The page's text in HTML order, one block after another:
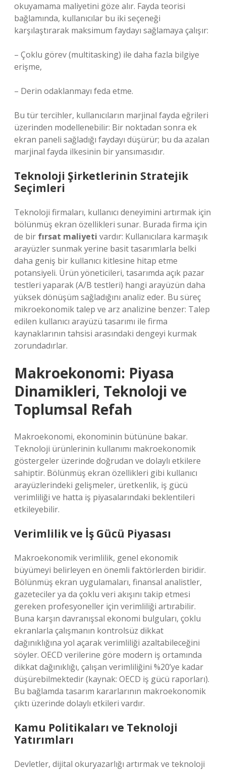
okuyamama maliyetini göze alır. Fayda teorisi
bağlamında, kullanıcılar bu iki seçeneği
karşılaştırarak maksimum faydayı sağlamaya çalışır:
– Çoklu görev (multitasking) ile daha fazla bilgiye
erişme,
– Derin odaklanmayı feda etme.
Bu tür tercihler, kullanıcıların marjinal fayda eğrileri
üzerinden modellenebilir: Bir noktadan sonra ek
ekran paneli sağladığı faydayı düşürür; bu da azalan
marjinal fayda ilkesinin bir yansımasıdır.
Teknoloji Şirketlerinin Stratejik
Seçimleri
Teknoloji firmaları, kullanıcı deneyimini artırmak için
bölünmüş ekran özellikleri sunar. Burada firma için
de bir fırsat maliyeti vardır: Kullanıcılara karmaşık
arayüzler sunmak yerine basit tasarımlarla belki
daha geniş bir kullanıcı kitlesine hitap etme
potansiyeli. Ürün yöneticileri, tasarımda açık pazar
testleri yaparak (A/B testleri) hangi arayüzün daha
yüksek dönüşüm sağladığını analiz eder. Bu süreç
mikroekonomik talep ve arz analizine benzer: Talep
edilen kullanıcı arayüzü tasarımı ile firma
kaynaklarının tahsisi arasındaki dengeyi kurmak
zorundadırlar.
Makroekonomi: Piyasa
Dinamikleri, Teknoloji ve
Toplumsal Refah
Makroekonomi, ekonominin bütününe bakar.
Teknoloji ürünlerinin kullanımı makroekonomik
göstergeler üzerinde doğrudan ve dolaylı etkilere
sahiptir. Bölünmüş ekran özellikleri gibi kullanıcı
arayüzlerindeki gelişmeler, üretkenlik, iş gücü
verimliliği ve hatta iş piyasalarındaki beklentileri
etkileyebilir.
Verimlilik ve İş Gücü Piyasası
Makroekonomik verimlilik, genel ekonomik
büyümeyi belirleyen en önemli faktörlerden biridir.
Bölünmüş ekran uygulamaları, finansal analistler,
gazeteciler ya da çoklu veri akışını takip etmesi
gereken profesyoneller için verimliliği artırabilir.
Buna karşın davranışsal ekonomi bulguları, çoklu
ekranlarla çalışmanın kontrolsüz dikkat
dağınıklığına yol açarak verimliliği azaltabileceğini
söyler. OECD verilerine göre modern iş ortamında
dikkat dağınıklığı, çalışan verimliliğini %20’ye kadar
düşürebilmektedir (kaynak: OECD iş gücü raporları).
Bu bağlamda tasarım kararlarının makroekonomik
çıktı üzerinde dolaylı etkileri vardır.
Kamu Politikaları ve Teknoloji
Yatırımları
Devletler, dijital okuryazarlığı artırmak ve teknoloji